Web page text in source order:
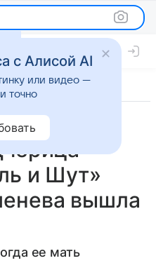
жизнь
и Шут»
вышла
ее мать
с Алисой AI
или видео —
точно